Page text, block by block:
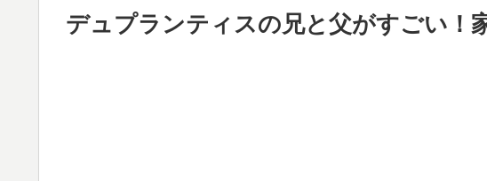
デュプランティスの兄と父がすごい！